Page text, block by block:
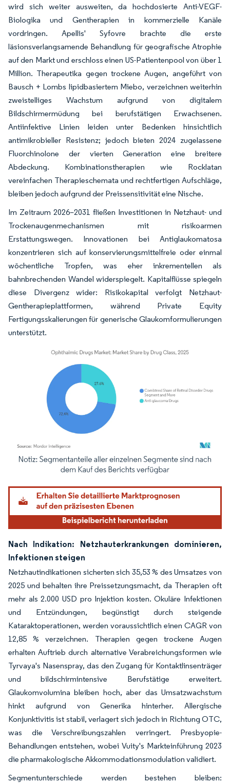
wird sich weiter ausweiten, da hochdosierte Anti-VEGF-
Biologika und Gentherapien in kommerzielle Kanäle
vordringen. Apellis' Syfovre brachte die erste
läsionsverlangsamende Behandlung für geografische Atrophie
auf den Markt und erschloss einen US-Patientenpool von über 1
Million. Therapeutika gegen trockene Augen, angeführt von
Bausch + Lombs lipidbasiertem Miebo, verzeichnen weiterhin
zweistelliges Wachstum aufgrund von digitalem
Bildschirmermüdung bei berufstätigen Erwachsenen.
Antiinfektive Linien leiden unter Bedenken hinsichtlich
antimikrobieller Resistenz; jedoch bieten 2024 zugelassene
Fluorchinolone der vierten Generation eine breitere
Abdeckung. Kombinationstherapien wie Rocklatan
vereinfachen Therapieschemata und rechtfertigen Aufschläge,
bleiben jedoch aufgrund der Preissensitivität eine Nische.
Im Zeitraum 2026–2031 fließen Investitionen in Netzhaut- und
Trockenaugenmechanismen mit risikoarmen
Erstattungswegen. Innovationen bei Antiglaukomatosa
konzentrieren sich auf konservierungsmittelfreie oder einmal
wöchentliche Tropfen, was eher inkrementellen als
bahnbrechenden Wandel widerspiegelt. Kapitalflüsse spiegeln
diese Divergenz wider: Risikokapital verfolgt Netzhaut-
Gentherapieplattformen, während Private Equity
Fertigungsskalierungen für generische Glaukomformulierungen
unterstützt.
Bild © Mordor Intelligence. Wiederverwendung erfordert Namensnennung
Nach Indikation: Netzhauterkrankungen dominieren,
Infektionen steigen
Netzhautindikationen sicherten sich 35,53 % des Umsatzes von
2025 und behalten ihre Preissetzungsmacht, da Therapien oft
mehr als 2.000 USD pro Injektion kosten. Okuläre Infektionen
und Entzündungen, begünstigt durch steigende
Kataraktoperationen, werden voraussichtlich einen CAGR von
12,85 % verzeichnen. Therapien gegen trockene Augen
erhalten Auftrieb durch alternative Verabreichungsformen wie
Tyrvaya's Nasenspray, das den Zugang für Kontaktlinsenträger
und bildschirmintensive Berufstätige erweitert.
Glaukomvolumina bleiben hoch, aber das Umsatzwachstum
hinkt aufgrund von Generika hinterher. Allergische
Konjunktivitis ist stabil, verlagert sich jedoch in Richtung OTC,
was die Verschreibungszahlen verringert. Presbyopie-
Behandlungen entstehen, wobei Vuity's Markteinführung 2023
die pharmakologische Akkommodationsmodulation validiert.
Segmentunterschiede werden bestehen bleiben: